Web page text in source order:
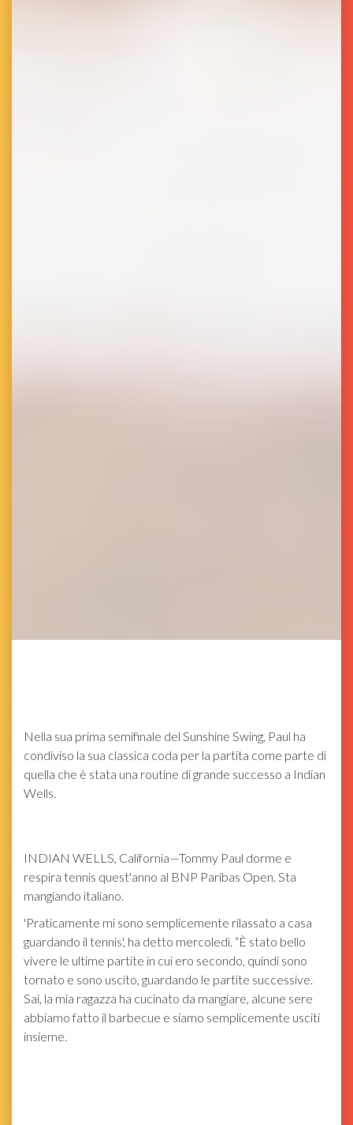
Nella sua prima semifinale del Sunshine Swing, Paul ha
condiviso la sua classica coda per la partita come parte di
quella che è stata una routine di grande successo a Indian
Wells.
INDIAN WELLS, California—Tommy Paul dorme e
respira tennis quest'anno al BNP Paribas Open. Sta
mangiando italiano.
'Praticamente mi sono semplicemente rilassato a casa
guardando il tennis', ha detto mercoledì. “È stato bello
vivere le ultime partite in cui ero secondo, quindi sono
tornato e sono uscito, guardando le partite successive.
Sai, la mia ragazza ha cucinato da mangiare, alcune sere
abbiamo fatto il barbecue e siamo semplicemente usciti
insieme.